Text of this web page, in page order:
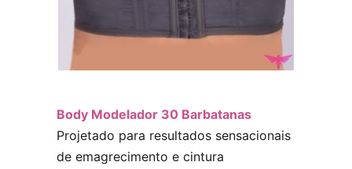
Body Modelador 30 Barbatanas
Projetado para resultados sensacionais
de emagrecimento e cintura